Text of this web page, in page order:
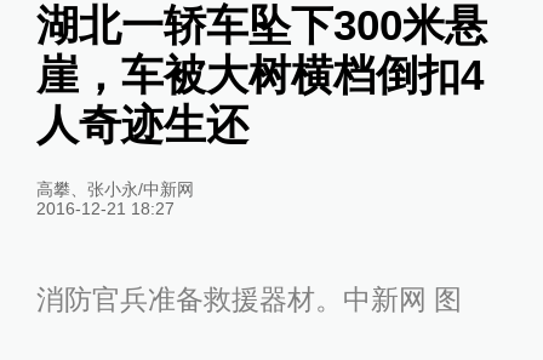
湖北一轿车坠下300米悬
崖，车被大树横档倒扣4
人奇迹生还
高攀、张小永/中新网
2016-12-21 18:27
消防官兵准备救援器材。中新网 图